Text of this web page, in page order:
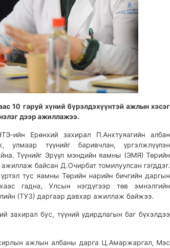
10 гаруй хүний бүрэлдэхүүнтэй ажлын хэсэг
дээр ажиллажээ.
ийн Ерөнхий захирал П.Анхтуяагийн албан
улмаар түүнийг баривчлан, үргэлжлүүлэн
Түүнийг Эрүүл мэндийн яамны (ЭМЯ) Төрийн
байсан Д.Очирбат томилуулсан гэгддэг.
тус яамны Төрийн нарийн бичгийн даргын
гадна, Улсын нэгдүгээр төв эмнэлгийн
(ТУЗ) даргаар давхар ажиллаж байжээ.
захирал бус, түүний удирдлагын баг бүхэлдээ
ажлын албаны дарга Ц.Амаржаргал, Мэс